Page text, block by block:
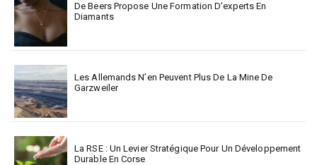
De Beers Propose Une Formation D’experts En
Diamants
Les Allemands N’en Peuvent Plus De La Mine De
Garzweiler
La RSE : Un Levier Stratégique Pour Un Développement
Durable En Corse